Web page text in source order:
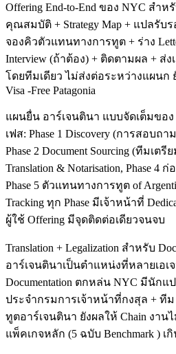
Offering End-to-End ของ NYC สำ
คุณสมบัติ + Strategy Map + แปลรับ
จองคิวตัวแทนทางการทูต + ร่าง
Interview (ถ้าต้อง) + ติดตามผล +
โดยทีมเดียว ไม่ส่งต่อระหว่างแผนก
Visa -Free Patagonia
แผนยื่น อาร์เจนตินา แบบจัดเต็มของ
เฟส: Phase 1 Discovery (การสอบถ
Phase 2 Document Sourcing (ทีมเตรี
Translation & Notarisation, Phase 4
Phase 5 ตัวแทนทางการทูต of
Tracking ทุก Phase มีเจ้าหน้าที่
ผู้ใช้ Offering มีจุดติดต่อเดียวจนจบ
Translation + Legalization สำหรับ
อาร์เจนตินาเป็นตำแหน่งที่หลายเอ
Documentation ตกหล่น NYC มีนักแ
ประจำกรมการเจ้าหน้าที่กงสุล + ที
ทูตอาร์เจนตินา ยังผลให้ Chain งาน
แพ็คเกจหลัก (5 ฉบับ Benchmark )